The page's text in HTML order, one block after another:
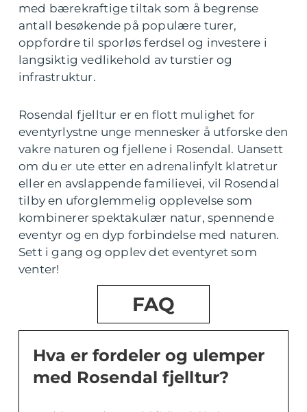
med bærekraftige tiltak som å begrense
antall besøkende på populære turer,
oppfordre til sporløs ferdsel og investere i
langsiktig vedlikehold av turstier og
infrastruktur.
Rosendal fjelltur er en flott mulighet for
eventyrlystne unge mennesker å utforske den
vakre naturen og fjellene i Rosendal. Uansett
om du er ute etter en adrenalinfylt klatretur
eller en avslappende familievei, vil Rosendal
tilby en uforglemmelig opplevelse som
kombinerer spektakulær natur, spennende
eventyr og en dyp forbindelse med naturen.
Sett i gang og opplev det eventyret som
venter!
FAQ
Hva er fordeler og ulemper
med Rosendal fjelltur?